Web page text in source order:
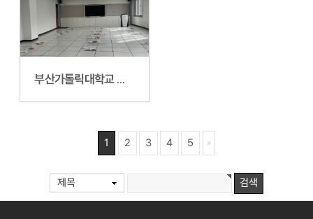
부산가톨릭대학교 온,오프라인 연계 학습실 리모델링공사
1 2 3 4 5
제목